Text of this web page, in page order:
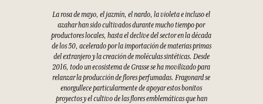
La rosa de mayo, el jazmín, el nardo, la violeta e incluso el
azahar han sido cultivados durante mucho tiempo por
productores locales, hasta el declive del sector en la década
de los 50, acelerado por la importación de materias primas
del extranjero y la creación de moléculas sintéticas. Desde
2016, todo un ecosistema de Grasse se ha movilizado para
relanzar la producción de flores perfumadas. Fragonard se
enorgullece particularmente de apoyar estos bonitos
proyectos y el cultivo de las flores emblemáticas que han